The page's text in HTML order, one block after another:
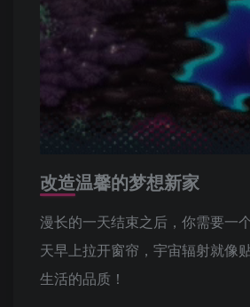
改造温馨的梦想新家
漫长的一天结束之后，你需要一
天早上拉开窗帘，宇宙辐射就像
生活的品质！